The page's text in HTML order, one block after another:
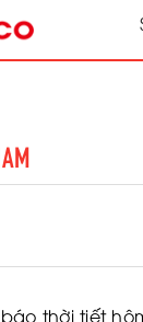
thời tiết